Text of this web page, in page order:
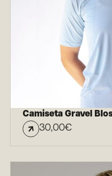
Camiseta Gravel
30,00€